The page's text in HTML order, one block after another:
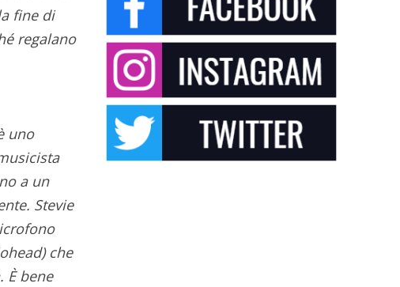
fine di
regalano
uno
a un
Stevie
che
È bene